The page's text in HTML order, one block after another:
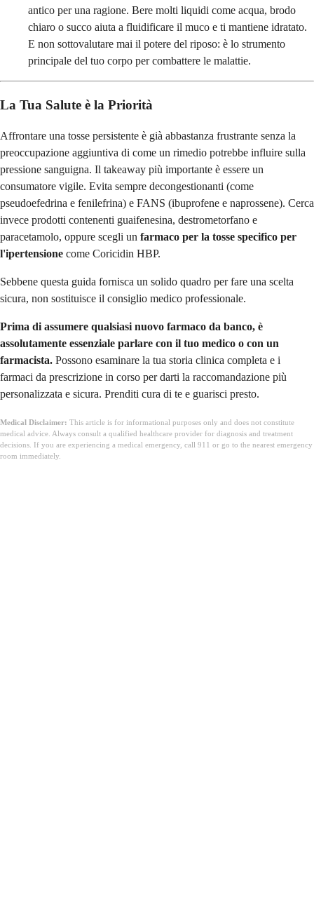
antico per una ragione. Bere molti liquidi come acqua, brodo
chiaro o succo aiuta a fluidificare il muco e ti mantiene idratato.
E non sottovalutare mai il potere del riposo: è lo strumento
principale del tuo corpo per combattere le malattie.
La Tua Salute è la Priorità
Affrontare una tosse persistente è già abbastanza frustrante senza la
preoccupazione aggiuntiva di come un rimedio potrebbe influire sulla
pressione sanguigna. Il takeaway più importante è essere un
consumatore vigile. Evita sempre decongestionanti (come
pseudoefedrina e fenilefrina) e FANS (ibuprofene e naprossene). Cerca
invece prodotti contenenti guaifenesina, destrometorfano e
paracetamolo, oppure scegli un farmaco per la tosse specifico per
l'ipertensione come Coricidin HBP.
Sebbene questa guida fornisca un solido quadro per fare una scelta
sicura, non sostituisce il consiglio medico professionale.
Prima di assumere qualsiasi nuovo farmaco da banco, è
assolutamente essenziale parlare con il tuo medico o con un
farmacista. Possono esaminare la tua storia clinica completa e i
farmaci da prescrizione in corso per darti la raccomandazione più
personalizzata e sicura. Prenditi cura di te e guarisci presto.
Medical Disclaimer: This article is for informational purposes only and does not constitute
medical advice. Always consult a qualified healthcare provider for diagnosis and treatment
decisions. If you are experiencing a medical emergency, call 911 or go to the nearest emergency
room immediately.